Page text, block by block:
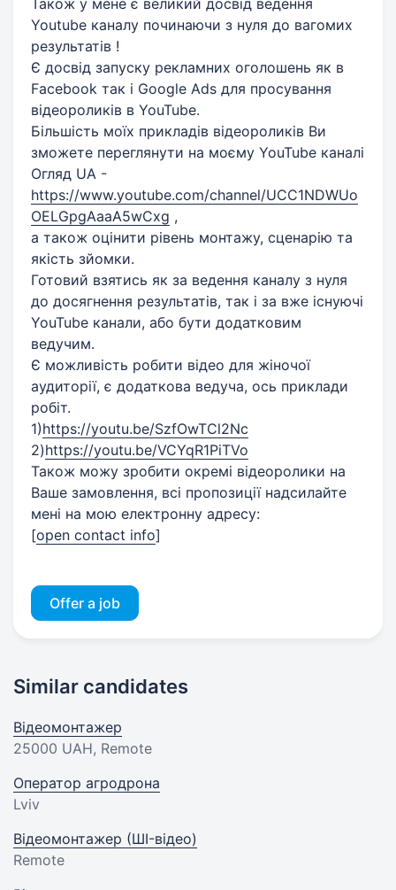
Також у мене є великий досвід ведення
Youtube каналу починаючи з нуля до вагомих
результатів !
Є досвід запуску рекламних оголошень як в
Facebook так і Google Ads для просування
відеороликів в YouTube.
Більшість моїх прикладів відеороликів Ви
зможете переглянути на моєму YouTube каналі
Огляд UA -
https://www.youtube.com/channel/UCC1NDWUo
OELGpgAaaA5wCxg ,
а також оцінити рівень монтажу, сценарію та
якість зйомки.
Готовий взятись як за ведення каналу з нуля
до досягнення результатів, так і за вже існуючі
YouTube канали, або бути додатковим
ведучим.
Є можливість робити відео для жіночої
аудиторії, є додаткова ведуча, ось приклади
робіт.
1)https://youtu.be/SzfOwTCl2Nc
2)https://youtu.be/VCYqR1PiTVo
Також можу зробити окремі відеоролики на
Ваше замовлення, всі пропозиції надсилайте
мені на мою електронну адресу:
[open contact info]
Offer a job
Similar candidates
Відеомонтажер
25000 UAH, Remote
Оператор агродрона
Lviv
Відеомонтажер (ШI-відео)
Remote